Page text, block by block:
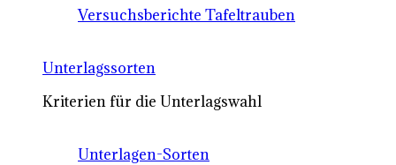
Versuchsberichte Tafeltrauben
Unterlagssorten
Kriterien für die Unterlagswahl
Unterlagen-Sorten